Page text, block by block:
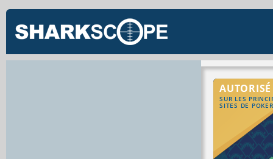
AUTORISÉ
SUR LES
SITES DE POKER